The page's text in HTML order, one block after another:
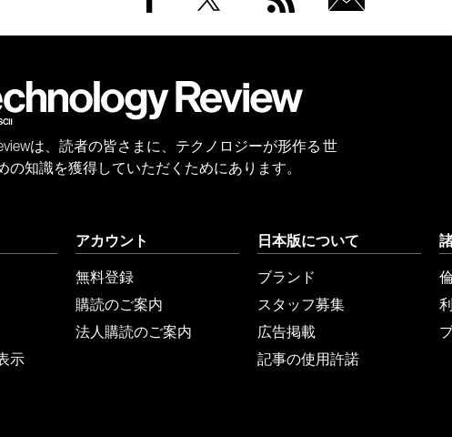
会員
は、読者の皆さまに、テクノロジーが形作る 世
の知識を獲得していただくためにあります。
示
アカウント
無料登録
購読のご案内
法人購読のご案内
日本版について
ブランド
スタッフ募集
広告掲載
記事の使用許諾